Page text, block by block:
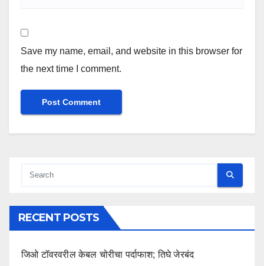
Save my name, email, and website in this browser for
the next time I comment.
RECENT POSTS
जिओ टॉवरवरील केबल चोरीचा पर्दाफाश; तिघे जेरबंद